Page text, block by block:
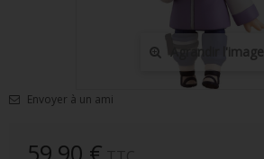
FIGURINES POP HARRY POTTER
FIGURINES POP STAR WARS
Agrandir l'image
Envoyer à un ami
59,90 €